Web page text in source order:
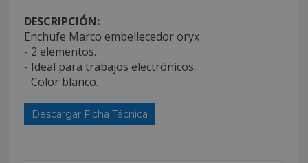
DESCRIPCIÓN:
Enchufe Marco embellecedor oryx
- 2 elementos.
- Ideal para trabajos electrónicos.
- Color blanco.
Descargar Ficha Técnica